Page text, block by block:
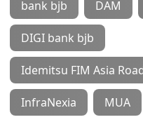
bank bjb DAM
DIGI bank bjb
Idemitsu FIM Asia
InfraNexia MUA